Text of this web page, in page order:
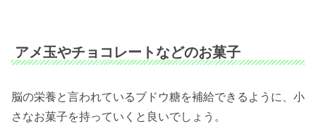
アメ玉やチョコレートなどのお菓子
脳の栄養と言われているブドウ糖を補給できるように、小
さなお菓子を持っていくと良いでしょう。